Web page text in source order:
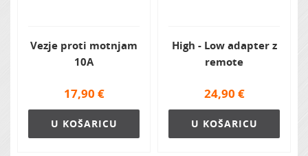
Vezje proti motnjam
10A
17,90 €
U KOŠARICU
High - Low adapter z
remote
24,90 €
U KOŠARICU